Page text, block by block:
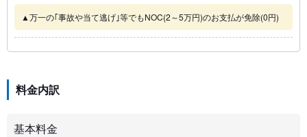
▲万一の｢事故や当て逃げ｣等でもNOC(2～5万円)のお支払が免除(0円)
料金内訳
基本料金